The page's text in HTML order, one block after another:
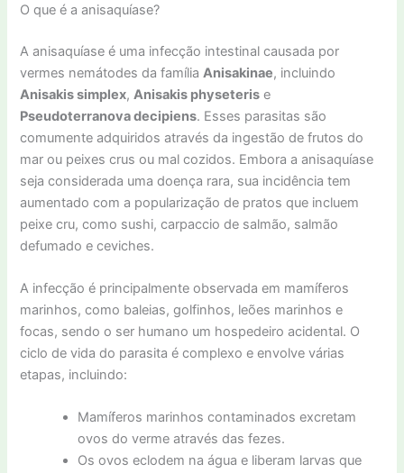
O que é a anisaquíase?
A anisaquíase é uma infecção intestinal causada por
vermes nemátodes da famíliaAnisakinae, incluindo
Anisakis simplex,Anisakis physeteris e
Pseudoterranova decipiens. Esses parasitas são
comumente adquiridos através da ingestão de frutos do
mar ou peixes crus ou mal cozidos. Embora a anisaquíase
seja considerada uma doença rara, sua incidência tem
aumentado com a popularização de pratos que incluem
peixe cru, como sushi, carpaccio de salmão, salmão
defumado e ceviches.
A infecção é principalmente observada em mamíferos
marinhos, como baleias, golfinhos, leões marinhos e
focas, sendo o ser humano um hospedeiro acidental. O
ciclo de vida do parasita é complexo e envolve várias
etapas, incluindo:
Mamíferos marinhos contaminados excretam
ovos do verme através das fezes.
Os ovos eclodem na água e liberam larvas que